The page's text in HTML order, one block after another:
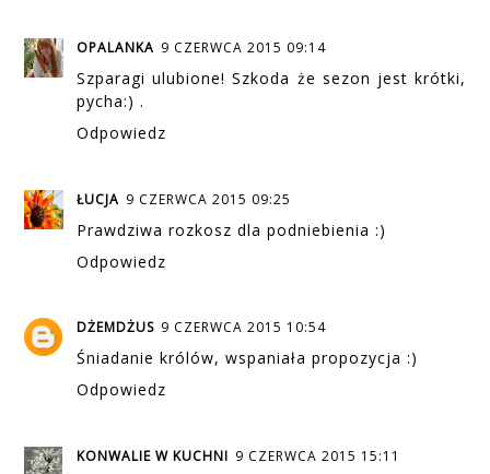
OPALANKA 9 CZERWCA 2015 09:14
Szparagi ulubione! Szkoda że sezon jest krótki,
pycha:) .
Odpowiedz
ŁUCJA 9 CZERWCA 2015 09:25
Prawdziwa rozkosz dla podniebienia :)
Odpowiedz
DŻEMDŻUS 9 CZERWCA 2015 10:54
Śniadanie królów, wspaniała propozycja :)
Odpowiedz
KONWALIE W KUCHNI 9 CZERWCA 2015 15:11